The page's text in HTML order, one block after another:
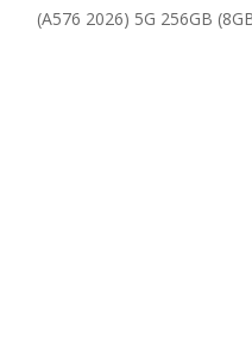
(A576 2026) 5G 256GB